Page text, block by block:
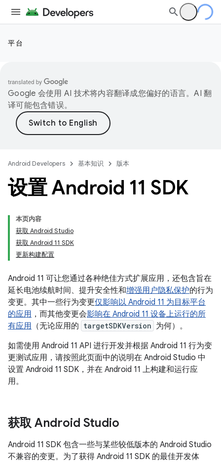
平台
Google 会使用 AI 技术将内容翻译成您偏好的语言。AI 翻
译可能包含错误。
Android Developers 基本知识 版本
设置 Android 11 SDK
本页内容
获取 Android Studio
获取 Android 11 SDK
更新构建配置
Android 11 可让您通过各种绝佳方式扩展应用，还包含旨在
延长电池续航时间、提升安全性和增强用户隐私保护的行为
变更。其中一些行为变更仅影响以 Android 11 为目标平台
的应用 ，而其他变更会影响在 Android 11 设备上运行的所
有应用 （无论应用的 targetSDKVersion 为何）。
如需使用 Android 11 API 进行开发并根据 Android 11 行为变
更测试应用，请按照此页面中的说明在 Android Studio 中
设置 Android 11 SDK，并在 Android 11 上构建和运行应
用。
获取 Android Studio
Android 11 SDK 包含一些与某些较低版本的 Android Studio
不兼容的变更。为了获得 Android 11 SDK 的最佳开发体